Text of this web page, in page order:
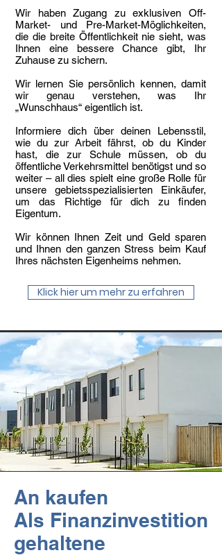
Wir haben Zugang zu exklusiven Off-
Market- und Pre-Market-Möglichkeiten,
die die breite Öffentlichkeit nie sieht, was
Ihnen eine bessere Chance gibt, Ihr
Zuhause zu sichern.
Wir lernen Sie persönlich kennen, damit
wir genau verstehen, was Ihr
„Wunschhaus“ eigentlich ist.
Informiere dich über deinen Lebensstil,
wie du zur Arbeit fährst, ob du Kinder
hast, die zur Schule müssen, ob du
öffentliche Verkehrsmittel benötigst und so
weiter – all dies spielt eine große Rolle für
unsere gebietsspezialisierten Einkäufer,
um das Richtige für dich zu finden
Eigentum.
Wir können Ihnen Zeit und Geld sparen
und Ihnen den ganzen Stress beim Kauf
Ihres nächsten Eigenheims nehmen.
Klick hier um mehr zu erfahren
An kaufen
Als Finanzinvestition
gehaltene